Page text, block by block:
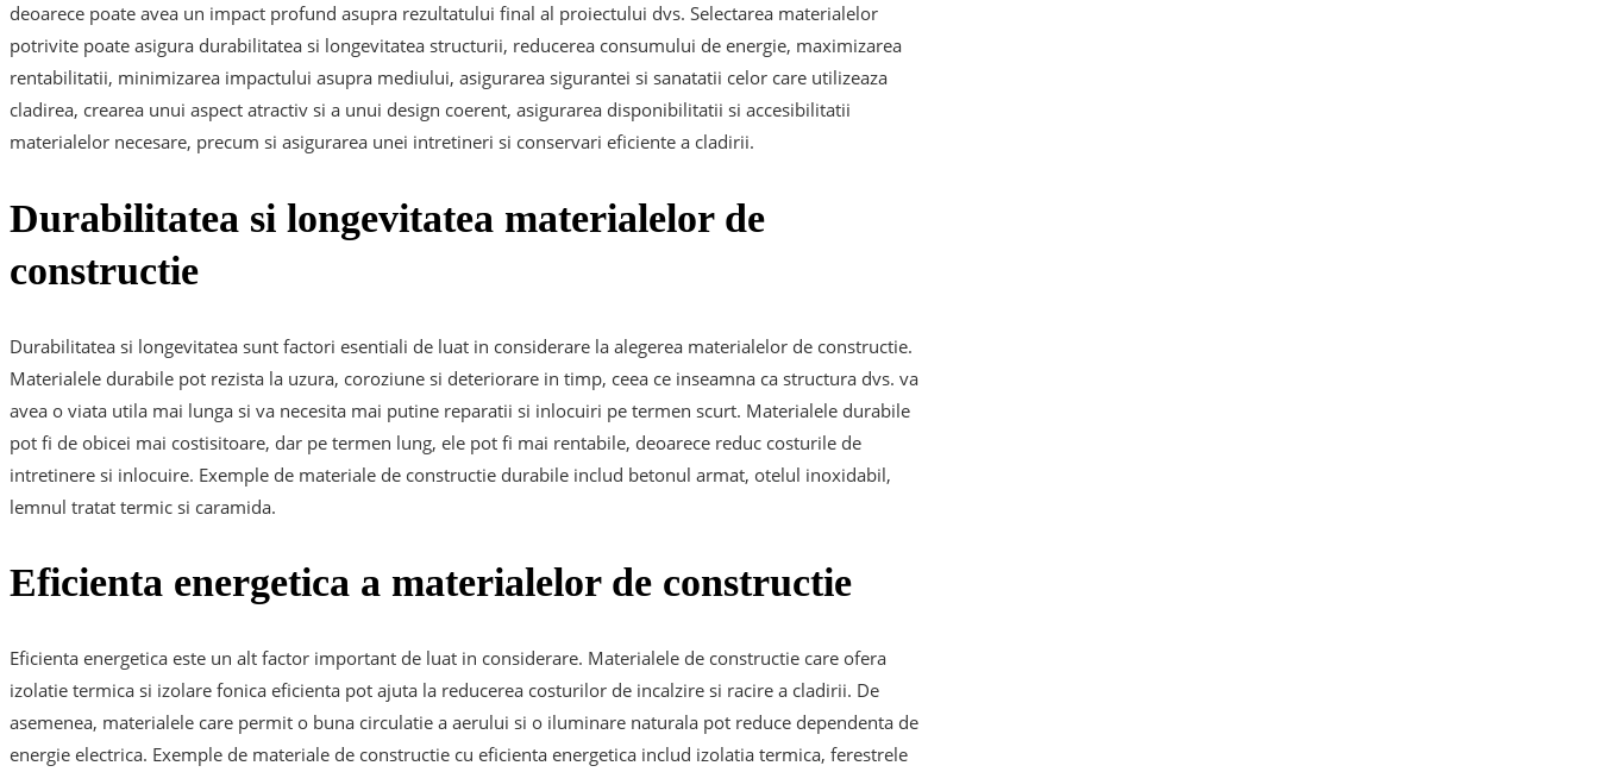
deoarece poate avea un impact profund asupra rezultatului final al proiectului dvs. Selectarea materialelor
potrivite poate asigura durabilitatea si longevitatea structurii, reducerea consumului de energie, maximizarea
rentabilitatii, minimizarea impactului asupra mediului, asigurarea sigurantei si sanatatii celor care utilizeaza
cladirea, crearea unui aspect atractiv si a unui design coerent, asigurarea disponibilitatii si accesibilitatii
materialelor necesare, precum si asigurarea unei intretineri si conservari eficiente a cladirii.
Durabilitatea si longevitatea materialelor de
constructie
Durabilitatea si longevitatea sunt factori esentiali de luat in considerare la alegerea materialelor de constructie.
Materialele durabile pot rezista la uzura, coroziune si deteriorare in timp, ceea ce inseamna ca structura dvs. va
avea o viata utila mai lunga si va necesita mai putine reparatii si inlocuiri pe termen scurt. Materialele durabile
pot fi de obicei mai costisitoare, dar pe termen lung, ele pot fi mai rentabile, deoarece reduc costurile de
intretinere si inlocuire. Exemple de materiale de constructie durabile includ betonul armat, otelul inoxidabil,
lemnul tratat termic si caramida.
Eficienta energetica a materialelor de constructie
Eficienta energetica este un alt factor important de luat in considerare. Materialele de constructie care ofera
izolatie termica si izolare fonica eficienta pot ajuta la reducerea costurilor de incalzire si racire a cladirii. De
asemenea, materialele care permit o buna circulatie a aerului si o iluminare naturala pot reduce dependenta de
energie electrica. Exemple de materiale de constructie cu eficienta energetica includ izolatia termica, ferestrele